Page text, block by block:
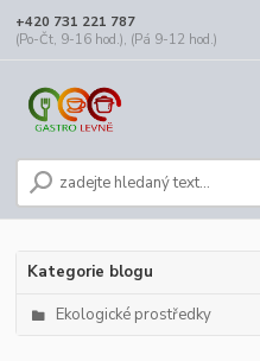
+420 731 221 787
(Po-Čt, 9-16 hod.), (Pá 9-12 hod.)
Kategorie blogu
Ekologické prostředky